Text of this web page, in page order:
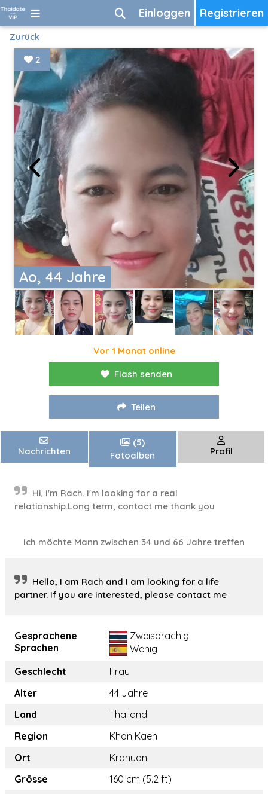
Registrieren
Einloggen
Zurück
Ao, 44 Jahre
2
Vor 1 Monat online
Flash senden
Teilen
Nachrichten
(5)
Fotoalben
Profil
Hi, I'm Rach. I'm looking for a real
relationship.Long term, contact me thank you
Ich möchte Mann zwischen 34 und 66 Jahre treffen
Hello, I am Rach and I am looking for a life
partner. If you are interested, please contact me
Gesprochene
Sprachen
Zweisprachig
Wenig
Geschlecht
Frau
Alter
44 Jahre
Land
Thailand
Region
Khon Kaen
Ort
Kranuan
Grösse
160 cm (5.2 ft)